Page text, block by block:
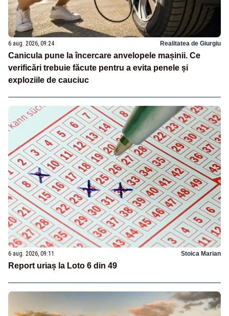
6 aug. 2026, 09:24 Realitatea de Giurgiu
Canicula pune la încercare anvelopele mașinii. Ce
verificări trebuie făcute pentru a evita penele și
exploziile de cauciuc
6 aug. 2026, 09:11 Stoica Marian
Report uriaș la Loto 6 din 49